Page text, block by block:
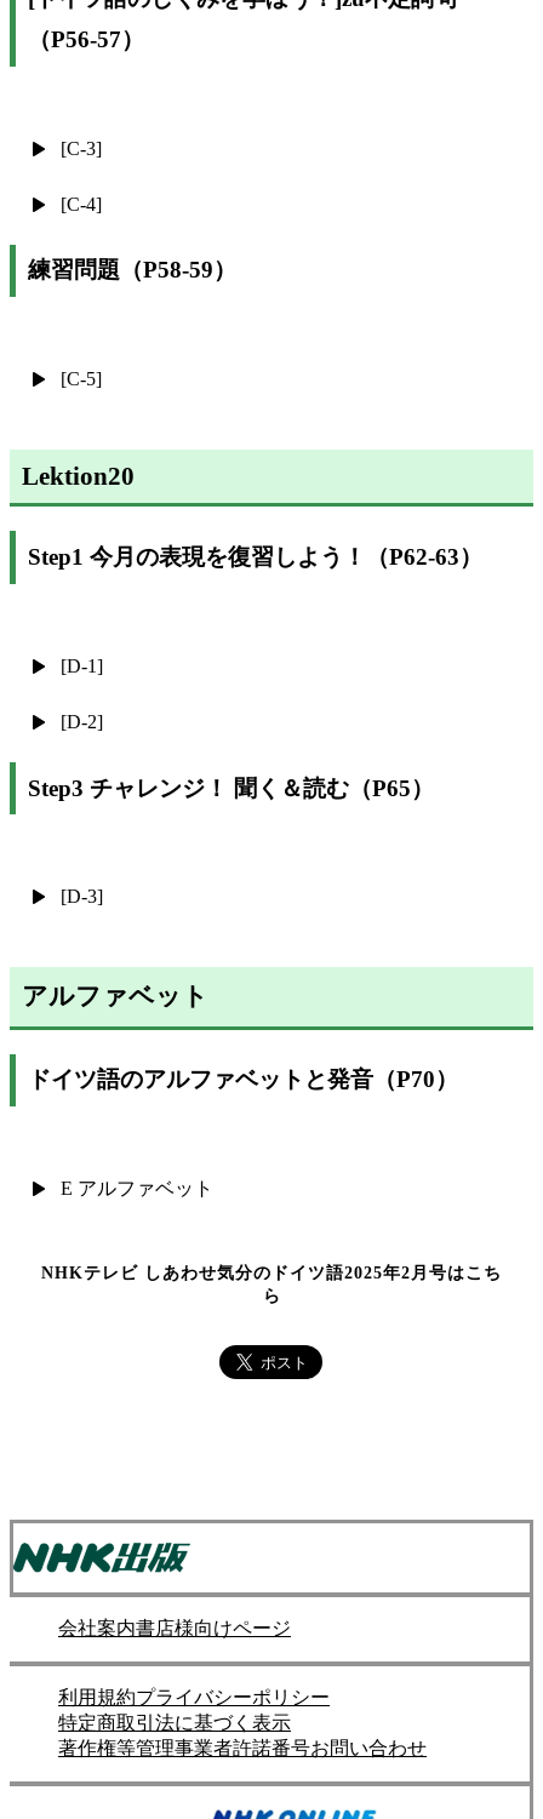
（P56-57）
[C-3]
[C-4]
練習問題（P58-59）
[C-5]
Lektion20
Step1 今月の表現を復習しよう！（P62-63）
[D-1]
[D-2]
Step3 チャレンジ！ 聞く＆読む（P65）
[D-3]
アルファベット
ドイツ語のアルファベットと発音（P70）
E アルファベット
NHKテレビ しあわせ気分のドイツ語2025年2月号はこち
ら
会社案内書店様向けページ
利用規約プライバシーポリシー
特定商取引法に基づく表示
著作権等管理事業者許諾番号お問い合わせ